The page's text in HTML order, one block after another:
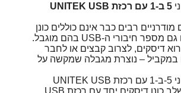
5 ב-1 עם רכזת UNITEK USB
רבים כבר אינם כוללים כונן
אופטי, ולעיתים גם מספר חיבורי ה-USB בהם מוגבל.
דיסקים, לצרוב קבצים או לחבר
– נוצרת מגבלה שמקשה על
כונן אופטי חיצוני 5-ב-1 עם רכזת UNITEK USB
T1037A01 משלב כונן דיסקים יחד עם רכזת USB